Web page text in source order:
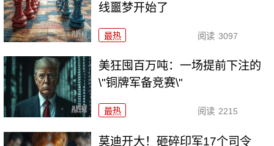
线噩梦开始了
最热 阅读 3097
美狂囤百万吨：一场提前下注的
\"铜牌军备竞赛\"
最热 阅读 2215
莫迪开大！砸碎印军17个司令